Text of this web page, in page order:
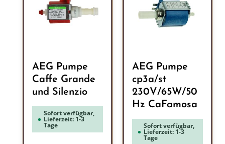
AEG Pumpe
Caffe Grande
und Silenzio
Sofort verfügbar,
Lieferzeit: 1-3
Tage
AEG Pumpe
cp3a/st
230V/65W/50
Hz CaFamosa
Sofort verfügbar,
Lieferzeit: 1-3
Tage